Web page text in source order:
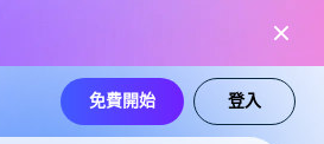
免費開始 登入